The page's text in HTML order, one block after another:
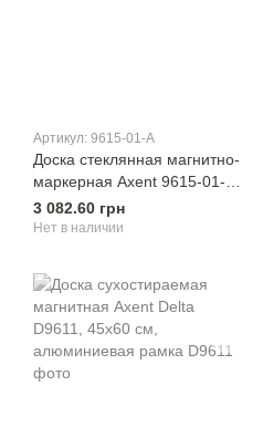
Артикул: 9615-01-A
Доска стеклянная магнитно-
маркерная Axent 9615-01-А,
60х90 см, чёрная
3 082.60 грн
Нет в наличии